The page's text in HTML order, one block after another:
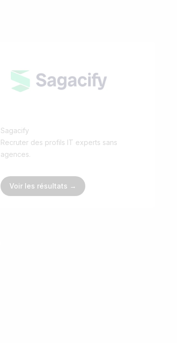
Sagacify
Recruter des profils IT experts sans
agences.
Voir les résultats →